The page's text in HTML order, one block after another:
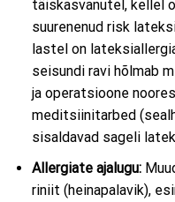
täiskasvanutel, kellel
suurenenud risk
lastel on
seisundi ravi hõlmab
ja operatsioone
meditsiinitarbed
sisaldavad sageli
Allergiate ajalugu:
riniit (heinapalavik),